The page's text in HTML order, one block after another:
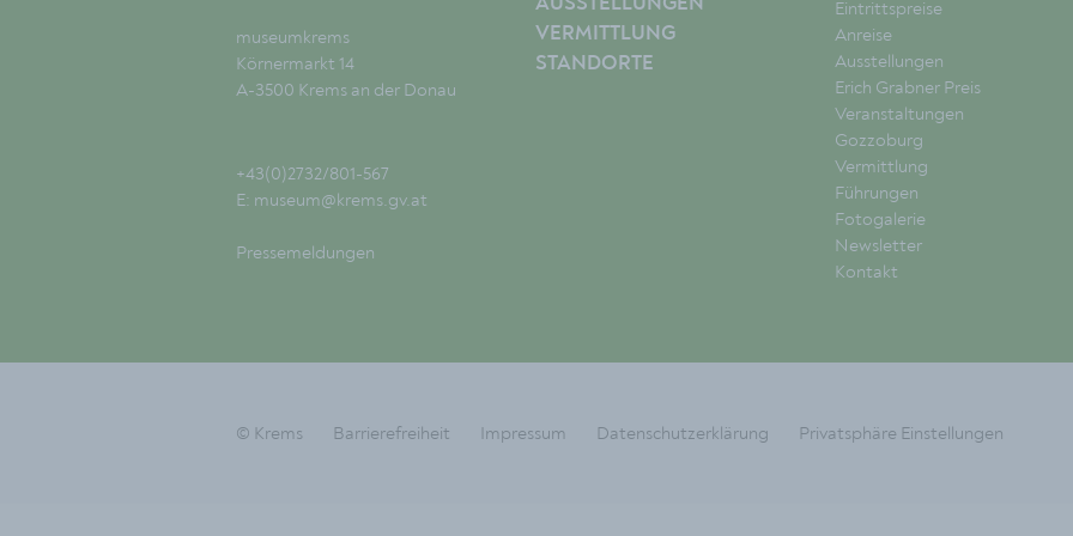
museumkrems
Körnermarkt 14
A-3500 Krems an der Donau
+43(0)2732/801-567
E: museum@krems.gv.at
Pressemeldungen
AUSSTELLUNGEN
VERMITTLUNG
STANDORTE
Eintrittspreise
Anreise
Ausstellungen
Erich Grabner Preis
Veranstaltungen
Gozzoburg
Vermittlung
Führungen
Fotogalerie
Newsletter
Kontakt
© Krems Barrierefreiheit Impressum Datenschutzerklärung Privatsphäre Einstellungen